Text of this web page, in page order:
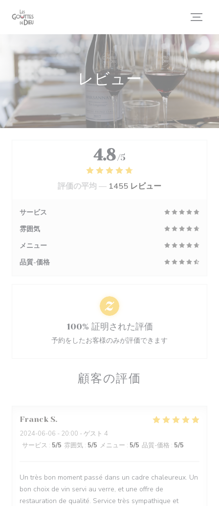
レビュー
顧客の評価
Franck S
2024-06-06 - 20:00 - ゲスト 4
サービス : 5/5 雰囲気 : 5/5 メニュー : 5/5 品質-価格 : 5/5
Un très bon moment passé dans un cadre chaleureux. Un
bon choix de vin servi au verre, et une offre de
restauration de qualité. Service très sympathique et
4.8 /5
評価の平均 — 1455 レビュー
サービス
雰囲気
メニュー
品質-価格
100% 証明された評価
予約をしたお客様のみが評価できます